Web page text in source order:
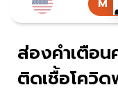
ส่องคำเตือ
ติดเชื้อโควิ